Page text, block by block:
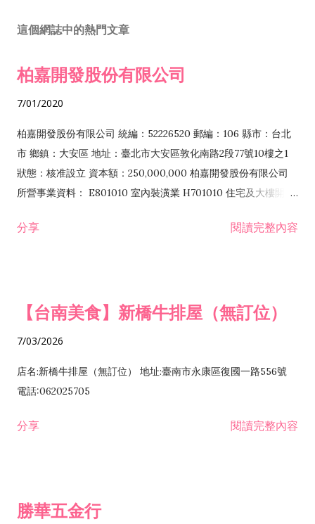
這個網誌中的熱門文章
柏嘉開發股份有限公司
7/01/2020
柏嘉開發股份有限公司 統編：52226520 郵編：106 縣市：台北
市 鄉鎮：大安區 地址：臺北市大安區敦化南路2段77號10樓之1
狀態：核准設立 資本額：250,000,000 柏嘉開發股份有限公司
所營事業資料： E801010 室內裝潢業 H701010 住宅及大樓開發
發業 H703090 不動產買賣業 H703100 不動產租賃業 I503010
分享 閱讀完整內容
【台南美食】新橋牛排屋（無訂位）
7/03/2026
店名:新橋牛排屋（無訂位） 地址:臺南市永康區復國一路556號
電話:062025705
分享 閱讀完整內容
勝華五金行